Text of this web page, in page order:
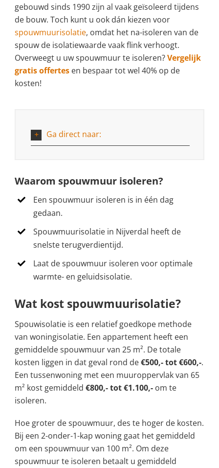
gebouwd sinds 1990 zijn al vaak geïsoleerd tijdens
de bouw. Toch kunt u ook dán kiezen voor
spouwmuurisolatie, omdat het na-isoleren van de
spouw de isolatiewaarde vaak flink verhoogt.
Overweegt u uw spouwmuur te isoleren?Vergelijk
gratis offertes en bespaar tot wel 40% op de
kosten!
Ga direct naar:
Waarom spouwmuur isoleren?
Een spouwmuur isoleren is in één dag
gedaan.
Spouwmuurisolatie in Nijverdal heeft de
snelste terugverdientijd.
Laat de spouwmuur isoleren voor optimale
warmte- en geluidsisolatie.
Wat kost spouwmuurisolatie?
Spouwisolatie is een relatief goedkope methode
van woningisolatie. Een appartement heeft een
gemiddelde spouwmuur van 25 m². De totale
kosten liggen in dat geval rond de€500,- tot €600,-.
Een tussenwoning met een muuroppervlak van 65
m² kost gemiddeld €800,- tot €1.100,- om te
isoleren.
Hoe groter de spouwmuur, des te hoger de kosten.
Bij een 2-onder-1-kap woning gaat het gemiddeld
om een spouwmuur van 100 m². Om deze
spouwmuur te isoleren betaalt u gemiddeld